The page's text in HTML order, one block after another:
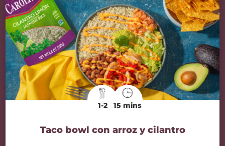
1-2 15 mins
Taco bowl con arroz y cilantro